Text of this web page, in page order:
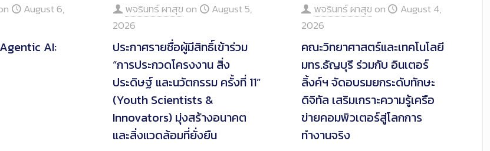
August 6,
AI:
พจรินทร์ ผาสุข on
August 5,
2026
ประกาศรายชื่อผู้มีสิทธิ์เข้าร่วม
“การประกวดโครงงาน สิ่ง
ประดิษฐ์ และนวัตกรรม ครั้งที่ 11”
(Youth Scientists &
Innovators) มุ่งสร้างอนาคต
และสิ่งแวดล้อมที่ยั่งยืน
พจรินทร์ ผาสุข on
August 4,
2026
คณะวิทยาศาสตร์และเทคโนโลยี
มทร.ธัญบุรี ร่วมกับ อินเตอร์
ลิ้งค์ฯ จัดอบรมยกระดับทักษะ
ดิจิทัล เสริมเกราะความรู้เครือ
ข่ายคอมพิวเตอร์สู่โลกการ
ทำงานจริง